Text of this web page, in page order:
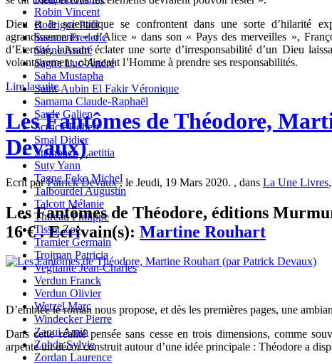
Robin Vincent
Rodrigue Paul
Saenen Frederic
Sagne André
Sagne Luc-André
Saha Mustapha
Saint-Aubin El Fakir Véronique
Samama Claude-Raphaël
Sarde Galien
Sctrick Robert
Smal Didier
Steinbach Laetitia
Suty Yann
Tagne Foko Michel
Talbourdel Augustin
Talcott Mélanie
Thireau Philippe
Tisset Zoe
Tramier Germain
Trojman Patricia
Vegliante Jean-Charles
Verdun Franck
Verdun Olivier
Wetzel Marc
Windecker Pierre
Zaoui Amin
Zobda Sylvie
Zordan Laurence
Dieu et le scientifique se confrontent dans une sorte d’hilarité
agrandissements « d’Alice » dans son « Pays des merveilles »,
d’Eternité, laissant éclater une sorte d’irresponsabilité d’un Dieu
volontairement, obligeant l’Homme à prendre ses responsabilités.
Lire la suite
Les Fantômes de Théodore,
Devaux)
Ecrit parPatrick Devaux, le Jeudi, 19 Mars 2020. , dans La Une Livres,
Les Fantômes de Théodore, éditions
16 € . Ecrivain(s): Martine Rouhart
D’emblée le roman nous propose, et dès les premières pages, une
Dans cette réalité pensée sans cesse en trois dimensions, comme
arpente un décor construit autour d’une idée principale : Théodore a